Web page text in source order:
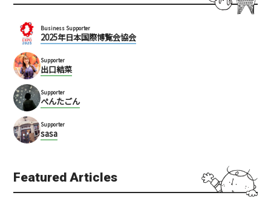
Business Supporter
2025年日本国際博覧会協会
Supporter
出口結菜
Supporter
ぺんたごん
Supporter
sasa
Featured Articles